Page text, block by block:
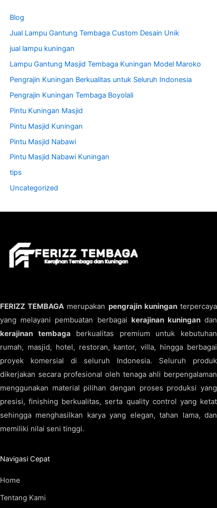
Blog
Jual Lampu Gantung Tembaga Custom Desain Unik
jual lampu kuningan
Lampu Gantung Masjid Tembaga Kuningan Model Maroko
Pengrajin Kuningan Berkualitas untuk Seluruh Indonesia
Pengrajin Kuningan Tembaga Boyolali
Pintu Kuningan Masjid
Pintu Masjid Kuningan
Pintu Masjid Nabawi
Pintu Masjid Nabawi Kuningan
tips
Uncategorized
FERIZZ TEMBAGA merupakan pengrajin kuninganterpercaya
yang melayani pembuatan berbagai kerajinan kuningandan
kerajinan tembaga berkualitas premium untuk kebutuhan
rumah, masjid, hotel, restoran, kantor, villa, hingga berbagai
proyek komersial di seluruh Indonesia. Seluruh produk
dikerjakan secara profesional oleh tenaga ahli berpengalaman
menggunakan material pilihan dengan proses produksi yang
presisi, finishing berkualitas, serta quality control yang ketat
sehingga menghasilkan karya yang elegan, tahan lama, dan
memiliki nilai seni tinggi.
Navigasi Cepat
Home
Tentang Kami